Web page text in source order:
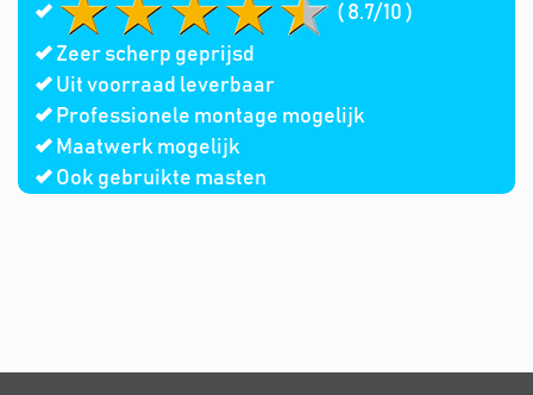
( 8.7/10 )
Zeer scherp geprijsd
Uit voorraad leverbaar
Professionele montage mogelijk
Maatwerk mogelijk
Ook gebruikte masten